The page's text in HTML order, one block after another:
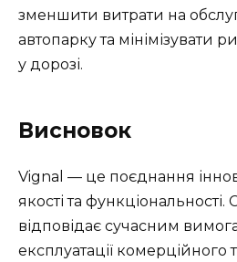
зменшити витрати на
автопарку та мінімізувати
у дорозі.
Висновок
Vignal — це поєднання
якості та функціональності.
відповідає сучасним
експлуатації комерційного